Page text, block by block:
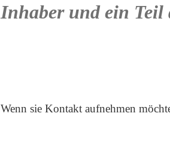
Inhaber und ein Teil
Wenn sie Kontakt aufnehmen